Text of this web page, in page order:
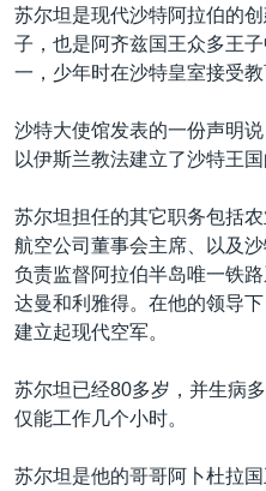
重要讲话与声明
台海两岸关系
关注西藏
GEN Z 看美国
其他语言网站
苏尔坦是现代沙特阿拉伯的
子，也是阿齐兹国王众多王
一，少年时在沙特皇室接受教
沙特大使馆发表的一份声明
以伊斯兰教法建立了沙特王国
苏尔坦担任的其它职务包括
航空公司董事会主席、以及
负责监督阿拉伯半岛唯一铁
达曼和利雅得。在他的领导
建立起现代空军。
苏尔坦已经80多岁，并生病
仅能工作几个小时。
苏尔坦是他的哥哥阿卜杜拉